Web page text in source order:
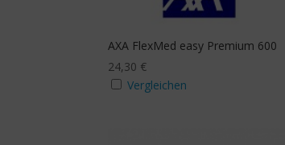
AXA FlexMed easy Premium 600
24,30 €
Vergleichen